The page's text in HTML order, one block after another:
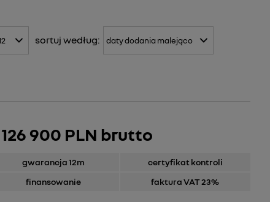
sortuj według:
126 900 PLN brutto
gwarancja 12m
certyfikat kontroli
finansowanie
faktura VAT 23%